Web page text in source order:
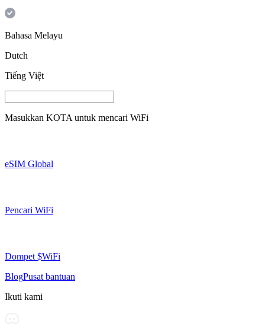
Bahasa Melayu
Dutch
Tiếng Việt
Masukkan KOTA untuk mencari WiFi
eSIM Global
Pencari WiFi
Dompet $WiFi
BlogPusat bantuan
Ikuti kami